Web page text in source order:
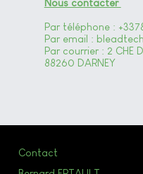
Nous contacter
Par téléphone :
Par email :
Par courrier : 2 CHE
88260 DARNEY
Contact